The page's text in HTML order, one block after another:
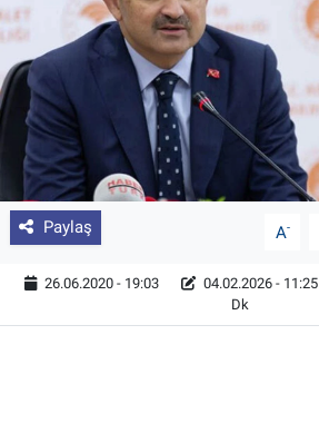
Paylaş A-
26.06.2020 - 19:03 04.02.2026 - 11:25
Dk
Yetiştirici Soruyor
Dünyada Tarım
Üretici Birlikleri
Şeker ve Şekerli Mamüller
Tahıllar ve Baklagiller